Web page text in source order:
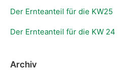
Der Ernteanteil für die KW25
Der Ernteanteil für die KW 24
Archiv